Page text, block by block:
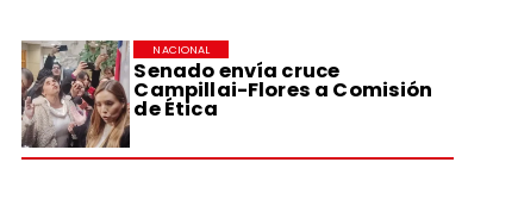
Senado envía cruce
Campillai-Flores a Comisión
de Ética
NACIONAL